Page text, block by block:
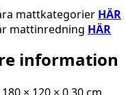
mattkategorier HÄR
mattinredning HÄR
information